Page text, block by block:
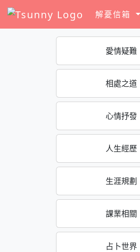
解憂信箱
愛情疑難
相處之道
心情抒發
人生經歷
生涯規劃
課業相關
占卜世界